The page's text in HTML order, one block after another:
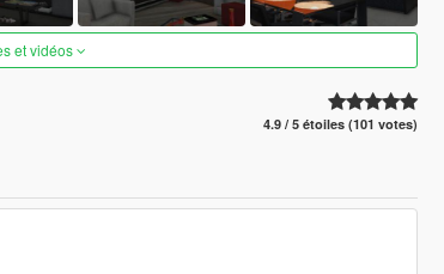
et vidéos
4.9 / 5 étoiles (101 votes)